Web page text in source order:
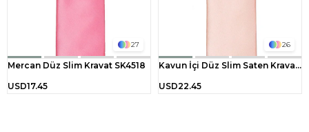
27
Mercan Düz Slim Kravat SK4518
USD17.45
26
Kavun İçi Düz Slim Saten Kravat SK4515
USD22.45